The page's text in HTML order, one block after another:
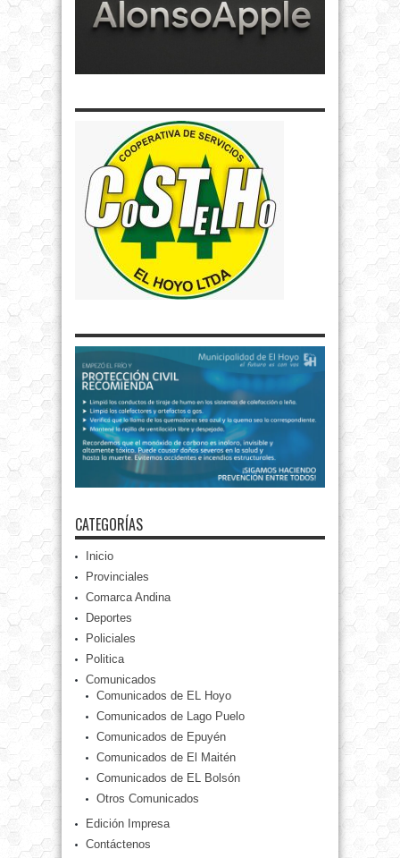
CATEGORÍAS
Inicio
Provinciales
Comarca Andina
Deportes
Policiales
Politica
Comunicados
Comunicados de EL Hoyo
Comunicados de Lago Puelo
Comunicados de Epuyén
Comunicados de El Maitén
Comunicados de EL Bolsón
Otros Comunicados
Edición Impresa
Contáctenos